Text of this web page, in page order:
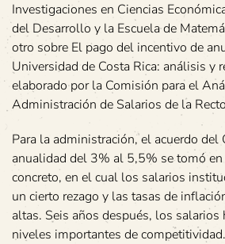
Investigaciones en Ciencias
del Desarrollo y la Escuela de
otro sobre El pago del incentivo de
Universidad de Costa Rica: análisis y
elaborado por la Comisión para el
Administración de Salarios de la
Para la administración, el acuerdo del
anualidad del 3% al 5,5% se tomó
concreto, en el cual los salarios
un cierto rezago y las tasas de
altas. Seis años después, los salarios
niveles importantes de